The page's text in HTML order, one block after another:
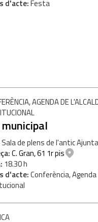
d'acte Festa
AGENDA DE
Sala de plens de l'antic
C. Gran, 61 1r pis
18.30 h
d'acte Conferència,